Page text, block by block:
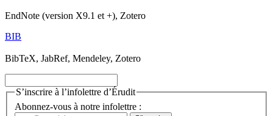
EndNote (version X9.1 et +), Zotero
BIB
BibTeX, JabRef, Mendeley, Zotero
S’inscrire à l’infolettre d’Érudit
Abonnez-vous à notre infolettre :